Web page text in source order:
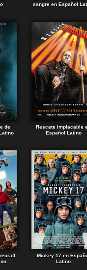
sangre en Español
de
Rescate implacable
Español Latino
Mickey 17 en
Latino